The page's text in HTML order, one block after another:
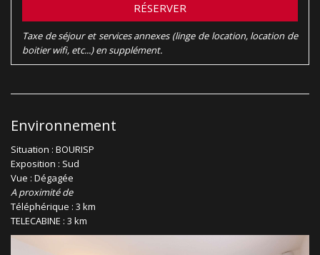
RÉSERVER
Taxe de séjour et services annexes (linge de location, location de
boitier wifi, etc...) en supplément.
Environnement
Situation : BOURISP
Exposition : Sud
Vue : Dégagée
A proximité de
Téléphérique : 3 km
TELECABINE : 3 km